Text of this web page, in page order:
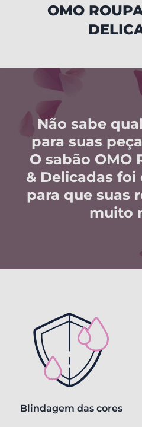
OMO
Não sabe
para suas
O sabão OMO
& Delicadas
para que suas
muito
Blindagem das cores